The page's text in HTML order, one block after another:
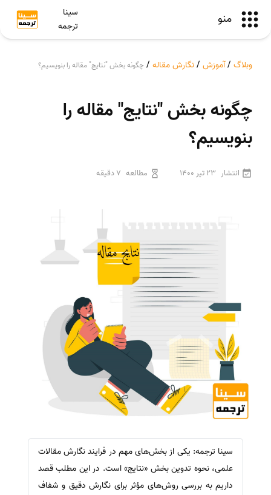
منو
سینا
ترجمه
وبلاگ /آموزش /نگارش مقاله / چگونه بخش "نتایج" مقاله را بنویسیم؟
چگونه بخش "نتایج" مقاله را
بنویسیم؟
انتشار 23 تیر 1400 مطالعه 7 دقیقه
سینا ترجمه: یکی از بخش‌های مهم در فرایند نگارش مقالات
علمی، نحوه تدوین بخش «نتایج» است. در این مطلب قصد
داریم به بررسی روش‌های مؤثر برای نگارش دقیق و شفاف